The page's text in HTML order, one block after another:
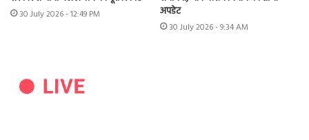
30 July 2026 - 12:49 PM
अपडेट
30 July 2026 - 9:34 AM